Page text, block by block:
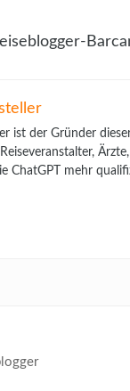
ist der Gründer
ChatGPT mehr